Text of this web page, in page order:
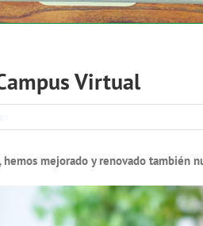
Virtual
hemos mejorado y renovado también